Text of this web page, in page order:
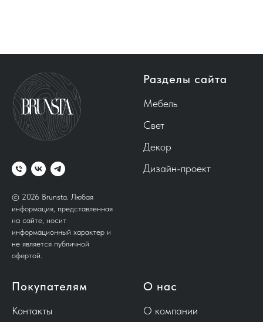
© 2026 Brunsta. Любая
информация, представленная
на сайте, носит
информационный характер и
не является публичной
офертой.
Разделы сайта
Мебель
Свет
Декор
Дизайн-проект
Покупателям
Контакты
О нас
О компании